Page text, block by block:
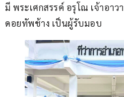
มี พระเศกสรรค์ อรุโณ เจ้าอา
ดอยทัพช้าง เป็นผู้รับมอบ